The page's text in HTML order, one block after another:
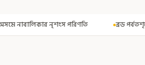
ব্রড পর্বতশৃঙ্গে তুষারধসে মৃত নির্মল পুরজা!